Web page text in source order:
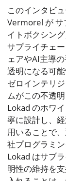
このインタビ
Vermorel が サ
イトボクシン
サプライチェ
ェアやAI主導
透明になる可
ゼロインテリ
ムがこの不透
Lokad のホワ
寧に設計し、
用いることで
社プログラミ
Lokad はサプ
明性の維持を